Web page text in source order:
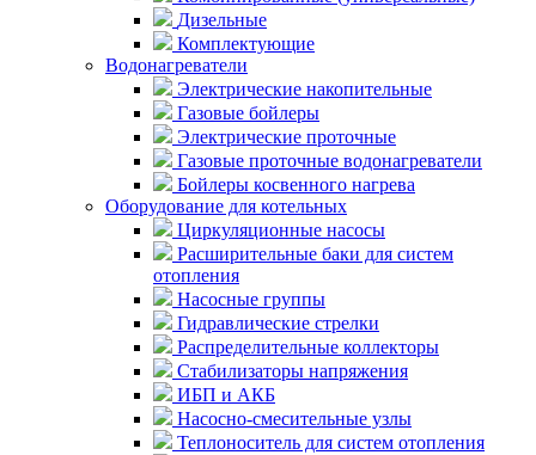
Дизельные
Комплектующие
Водонагреватели
Электрические накопительные
Газовые бойлеры
Электрические проточные
Газовые проточные водонагреватели
Бойлеры косвенного нагрева
Оборудование для котельных
Циркуляционные насосы
Расширительные баки для систем
отопления
Насосные группы
Гидравлические стрелки
Распределительные коллекторы
Стабилизаторы напряжения
ИБП и АКБ
Насосно-смесительные узлы
Теплоноситель для систем отопления